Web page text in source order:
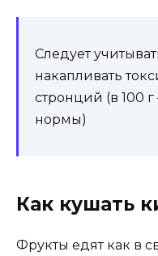
Следует
накапливать
стронций (в 100 г
нормы)
Как кушать
Фрукты едят как в